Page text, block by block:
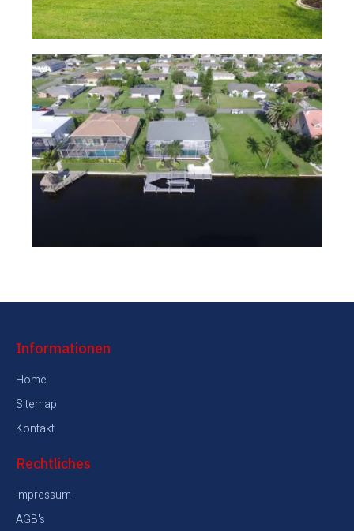
Informationen
Home
Sitemap
Kontakt
Rechtliches
Impressum
AGB's